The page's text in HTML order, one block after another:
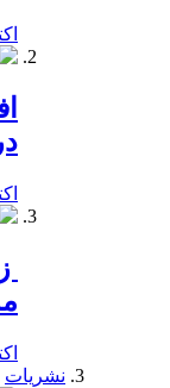
نشریات